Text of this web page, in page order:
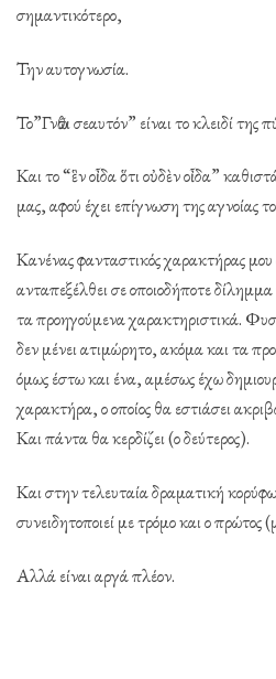
σημαντικότερο,
Την αυτογνωσία.
Το”Γνῶθι σεαυτόν” είναι το κλειδί της
Και το “ἓν οἶδα ὅτι οὐδὲν οἶδα”
μας, αφού έχει επίγνωση της αγνοίας
Κανένας φανταστικός χαρακτήρας
ανταπεξέλθει σε οποιοδήποτε
τα προηγούμενα χαρακτηριστικά.
δεν μένει ατιμώρητο, ακόμα και τα
όμως έστω και ένα, αμέσως έχω
χαρακτήρα, ο οποίος θα εστιάσει
Και πάντα θα κερδίζει (ο δεύτερος).
Και στην τελευταία δραματική
συνειδητοποιεί με τρόμο και ο
Αλλά είναι αργά πλέον.